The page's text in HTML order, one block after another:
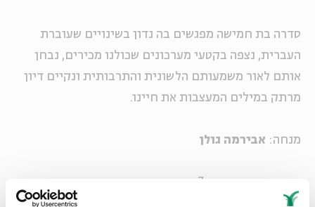
סדרה בת חמישה מפגשים בה נדון בשינויים שעוברת
העברית, נצפה בקטעי מערכונים שכולנו מכירים, נבחן
אותם לאור משמעותם הלשונית והתרבותית ונקיים דיון
מרתק במילים המעצבות את חיינו.
מנחה: אבירמה גולן